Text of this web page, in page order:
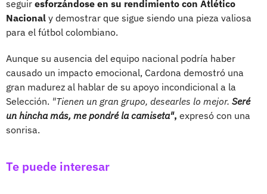
seguir esforzándose en su rendimiento con Atlético
Nacional y demostrar que sigue siendo una pieza valiosa
para el fútbol colombiano.
Aunque su ausencia del equipo nacional podría haber
causado un impacto emocional, Cardona demostró una
gran madurez al hablar de su apoyo incondicional a la
Selección. "Tienen un gran grupo, desearles lo mejor. Seré
un hincha más, me pondré la camiseta", expresó con una
sonrisa.
Te puede interesar